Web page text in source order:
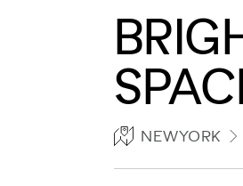
NEWYORK